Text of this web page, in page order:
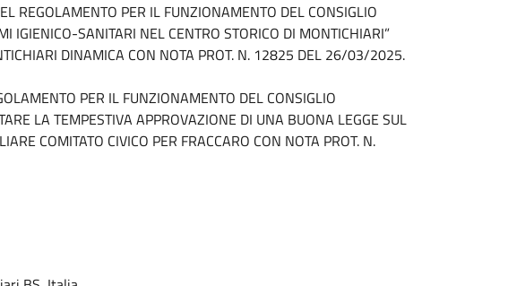
REGOLAMENTO PER IL FUNZIONAMENTO DEL CONSIGLIO
IGIENICO-SANITARI NEL CENTRO STORICO DI MONTICHIARI”
DINAMICA CON NOTA PROT. N. 12825 DEL 26/03/2025.
PER IL FUNZIONAMENTO DEL CONSIGLIO
LA TEMPESTIVA APPROVAZIONE DI UNA BUONA LEGGE SUL
COMITATO CIVICO PER FRACCARO CON NOTA PROT. N.